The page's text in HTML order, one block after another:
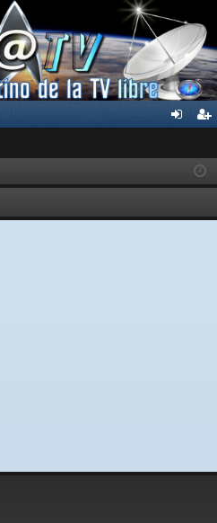
ar
ist
rs